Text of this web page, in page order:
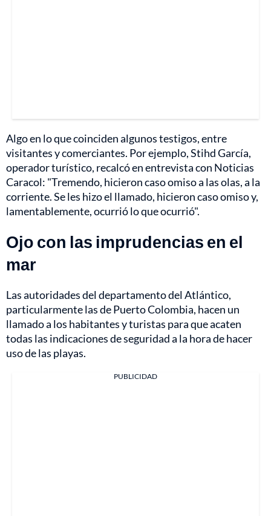
Algo en lo que coinciden algunos testigos, entre
visitantes y comerciantes. Por ejemplo, Stihd García,
operador turístico, recalcó en entrevista con Noticias
Caracol: "Tremendo, hicieron caso omiso a las olas, a la
corriente. Se les hizo el llamado, hicieron caso omiso y,
lamentablemente, ocurrió lo que ocurrió".
Ojo con las imprudencias en el
mar
Las autoridades del departamento del Atlántico,
particularmente las de Puerto Colombia, hacen un
llamado a los habitantes y turistas para que acaten
todas las indicaciones de seguridad a la hora de hacer
uso de las playas.
PUBLICIDAD